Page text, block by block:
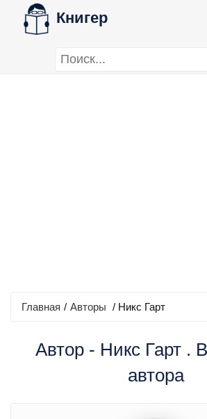
Книгер
Главная / Авторы / Никс Гарт
Автор - Никс Гарт .
автора